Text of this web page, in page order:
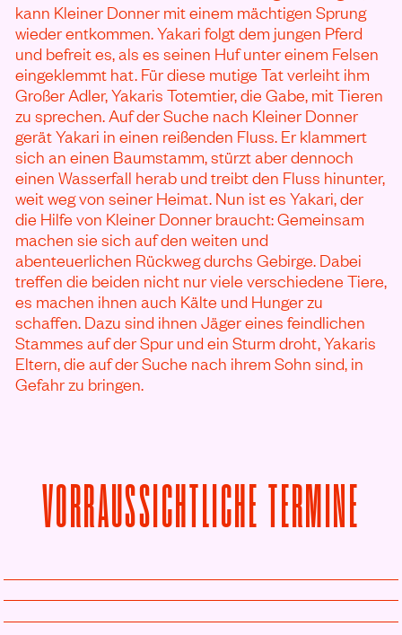
kann Kleiner Donner mit einem mächtigen Sprung
wieder entkommen. Yakari folgt dem jungen Pferd
und befreit es, als es seinen Huf unter einem Felsen
eingeklemmt hat. Für diese mutige Tat verleiht ihm
Großer Adler, Yakaris Totemtier, die Gabe, mit Tieren
zu sprechen. Auf der Suche nach Kleiner Donner
gerät Yakari in einen reißenden Fluss. Er klammert
sich an einen Baumstamm, stürzt aber dennoch
einen Wasserfall herab und treibt den Fluss hinunter,
weit weg von seiner Heimat. Nun ist es Yakari, der
die Hilfe von Kleiner Donner braucht: Gemeinsam
machen sie sich auf den weiten und
abenteuerlichen Rückweg durchs Gebirge. Dabei
treffen die beiden nicht nur viele verschiedene Tiere,
es machen ihnen auch Kälte und Hunger zu
schaffen. Dazu sind ihnen Jäger eines feindlichen
Stammes auf der Spur und ein Sturm droht, Yakaris
Eltern, die auf der Suche nach ihrem Sohn sind, in
Gefahr zu bringen.
VORRAUSSICHTLICHE TERMINE